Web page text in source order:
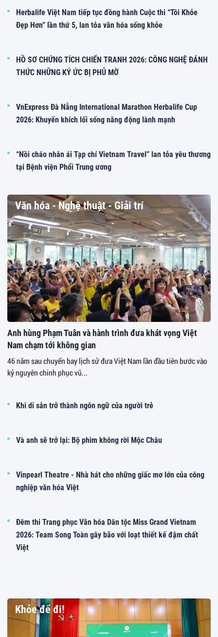
Herbalife Việt Nam tiếp tục đồng hành Cuộc thi “Tôi Khỏe
Đẹp Hơn” lần thứ 5, lan tỏa văn hóa sống khỏe
HỒ SƠ CHỨNG TÍCH CHIẾN TRANH 2026: CÔNG NGHỆ ĐÁNH
THỨC NHỮNG KÝ ỨC BỊ PHỦ MỜ
VnExpress Đà Nẵng International Marathon Herbalife Cup
2026: Khuyến khích lối sống năng động lành mạnh
“Nồi cháo nhân ái Tạp chí Vietnam Travel” lan tỏa yêu thương
tại Bệnh viện Phổi Trung ương
Văn hóa - Nghệ thuật - Giải trí
Anh hùng Phạm Tuân và hành trình đưa khát vọng Việt
Nam chạm tới không gian
46 năm sau chuyến bay lịch sử đưa Việt Nam lần đầu tiên bước vào
kỷ nguyên chinh phục vũ...
Khi di sản trở thành ngôn ngữ của người trẻ
Và anh sẽ trở lại: Bộ phim không rời Mộc Châu
Vinpearl Theatre - Nhà hát cho những giấc mơ lớn của công
nghiệp văn hóa Việt
Đêm thi Trang phục Văn hóa Dân tộc Miss Grand Vietnam
2026: Team Song Toàn gây bão với loạt thiết kế đậm chất
Việt
Khỏe để đi!